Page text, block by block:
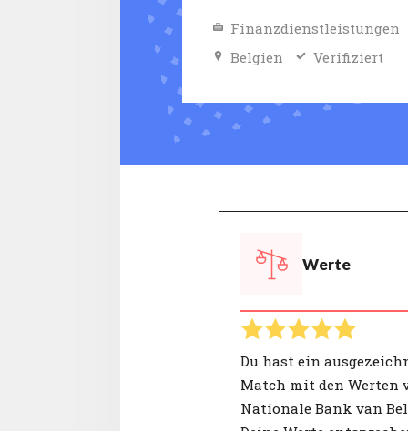
Finanzdienstleistungen
Belgien
Verifiziert
Werte
Du hast ein
Match mit den Werten
Nationale Bank van